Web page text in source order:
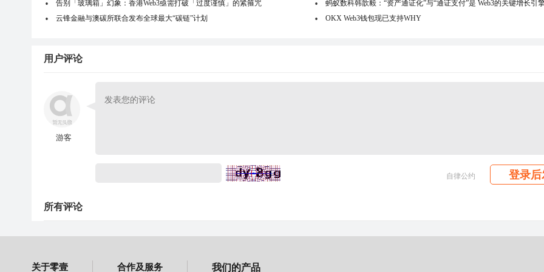
告别「玻璃箱」幻象：香港Web3亟需打破「过度谨慎」的紧箍咒
蚂蚁数科韩歆毅：“资产通证化”与“通证支付”是 Web3的关键增长引
云锋金融与澳碳所联合发布全球最大“碳链”计划
OKX Web3钱包现已支持WHY
用户评论
游客
自律公约 登录后
所有评论
关于零壹 合作及服务 我们的产品